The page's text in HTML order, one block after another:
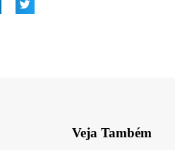
Veja Também